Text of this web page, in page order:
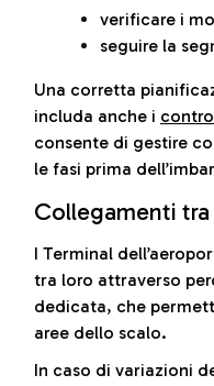
verificare i
seguire la
Una corretta
includa anche i
consente di gestire
le fasi prima
Collegamenti tra
I Terminal
tra loro attraverso
dedicata, che
aree dello scalo.
In caso di variazioni